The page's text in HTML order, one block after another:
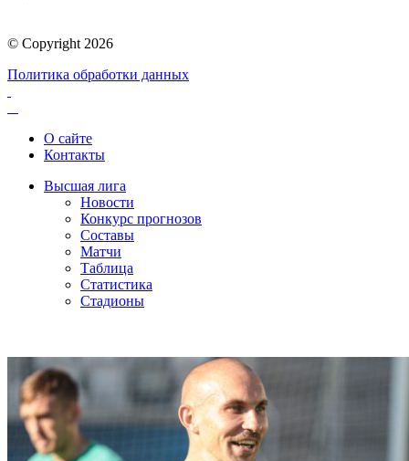
© Copyright 2026
Политика обработки данных
О сайте
Контакты
Высшая лига
Новости
Конкурс прогнозов
Составы
Матчи
Таблица
Статистика
Стадионы